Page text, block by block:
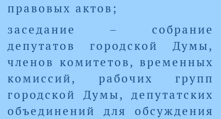
правовых актов;
заседание – собрание
депутатов городской Думы,
членов комитетов, временных
комиссий, рабочих групп
городской Думы, депутатских
объединений для обсуждения